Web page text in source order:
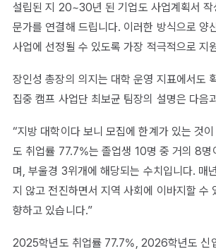
설립된 지 20~30년 된 기업도 사업계획서 작
문가를 연결해 드립니다. 이러한 방식으로 양
사업에 선정될 수 있도록 가장 적극적으로 지
장인성 총장의 의지는 대학 운영 지표에서도
집중 캠프 사업단 최보균 팀장의 설명은 다음
“지방 대학이다 보니 모집에 한계가 있는 것
도 취업률 77.7%는 졸업생 10명 중 거의 8명
며, 부울경 3위개에 해당되는 수치입니다. 매
지 않고 전진하면서 지역 사회에 이바지할 수
향하고 있습니다.”
2025학년도 취업률 77.7%, 2026학년도 신